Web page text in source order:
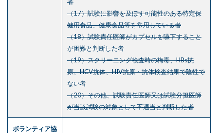
（17）試験に影響を及ぼす可能性のある特定保
健用食品、健康食品等を常用している者
（18）試験責任医師がカプセルを嚥下すること
が困難と判断した者
（19）スクリーニング検査時の梅毒、HBs抗
原、HCV抗体、HIV抗原・抗体検査結果で陰性で
ない者
（20）その他、試験責任医師又は試験分担医師
が当該試験の対象として不適当と判断した者
ボランティア協